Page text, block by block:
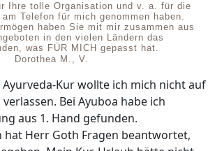
Ihre tolle Organisation und v. a. für die
Telefon für mich genommen haben.
haben Sie mit mir zusammen aus
in den vielen Ländern das
was FÜR MICH gepasst hat.
Dorothea M., V.